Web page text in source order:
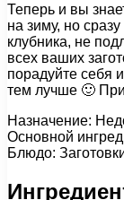
Теперь и вы
на зиму, но
клубника, не
всех ваших
порадуйте себя
тем лучше 🙂
Назначение:
Основной
Блюдо: